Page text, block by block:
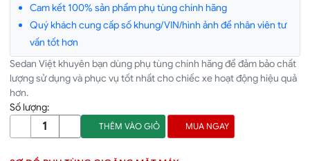
Cam kết 100% sản phẩm phụ tùng chính hãng
Quý khách cung cấp số khung/VIN/hình ảnh để nhân viên tư
vấn tốt hơn
Sedan Việt khuyên bạn dùng phụ tùng chính hãng để đảm bảo chất
lượng sử dụng và phục vụ tốt nhất cho chiếc xe hoạt động hiệu quả
hơn.
Số lượng:
THÊM VÀO GIỎ MUA NGAY